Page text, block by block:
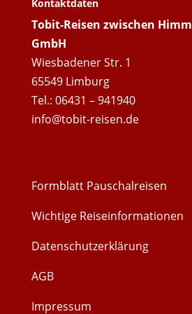
Kontaktdaten
Tobit-Reisen zwischen
GmbH
Wiesbadener Str. 1
65549 Limburg
Tel.: 06431 – 941940
info@tobit-reisen.de
Formblatt Pauschalreisen
Wichtige Reiseinformationen
Datenschutzerklärung
AGB
Impressum